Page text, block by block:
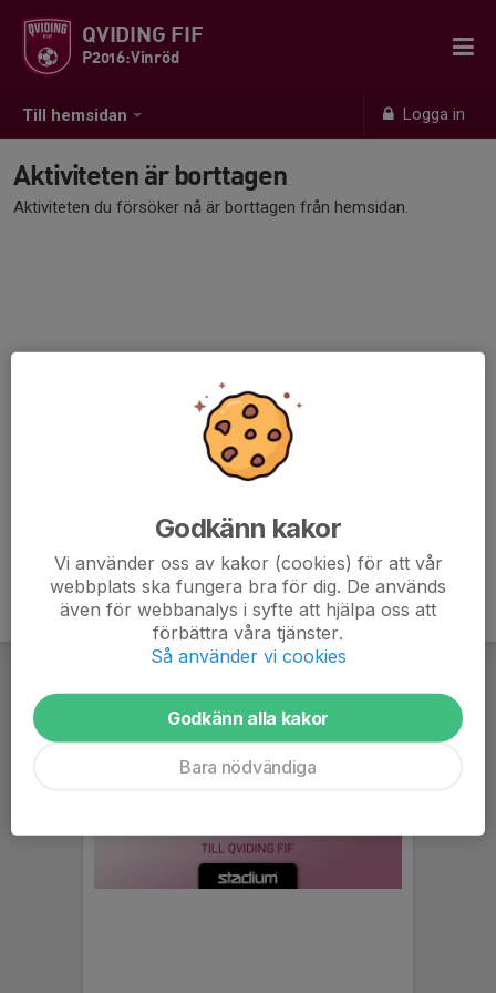
Till hemsidan Logga in
QVIDING FIF
P2016:Vinröd
Aktiviteten är borttagen
Aktiviteten du försöker nå är borttagen från hemsidan.
Godkänn kakor
Vi använder oss av kakor (cookies) för att vår
webbplats ska fungera bra för dig. De används
även för webbanalys i syfte att hjälpa oss att
förbättra våra tjänster.
Så använder vi cookies
Godkänn alla kakor
Bara nödvändiga